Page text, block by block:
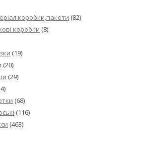
(82)
коробки (8)
(19)
(20)
(29)
(68)
(116)
(463)